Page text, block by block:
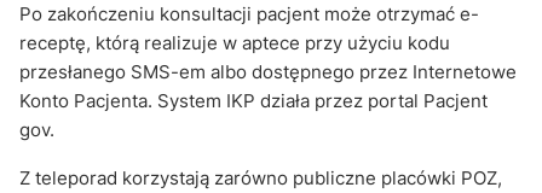
Po zakończeniu konsultacji pacjent może otrzymać e-
receptę, którą realizuje w aptece przy użyciu kodu
przesłanego SMS-em albo dostępnego przez Internetowe
Konto Pacjenta. System IKP działa przez portal Pacjent
gov.
Z teleporad korzystają zarówno publiczne placówki POZ,